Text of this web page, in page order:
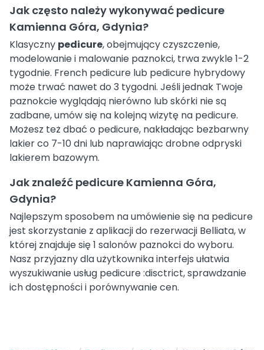
Jak często należy wykonywać pedicure
Kamienna Góra, Gdynia?
Klasyczny pedicure, obejmujący czyszczenie,
modelowanie i malowanie paznokci, trwa zwykle 1-2
tygodnie. French pedicure lub pedicure hybrydowy
może trwać nawet do 3 tygodni. Jeśli jednak Twoje
paznokcie wyglądają nierówno lub skórki nie są
zadbane, umów się na kolejną wizytę na pedicure.
Możesz też dbać o pedicure, nakładając bezbarwny
lakier co 7-10 dni lub naprawiając drobne odpryski
lakierem bazowym.
Jak znaleźć pedicure Kamienna Góra,
Gdynia?
Najlepszym sposobem na umówienie się na pedicure
jest skorzystanie z aplikacji do rezerwacji Belliata, w
której znajduje się 1 salonów paznokci do wyboru.
Nasz przyjazny dla użytkownika interfejs ułatwia
wyszukiwanie usług pedicure :disctrict, sprawdzanie
ich dostępności i porównywanie cen.